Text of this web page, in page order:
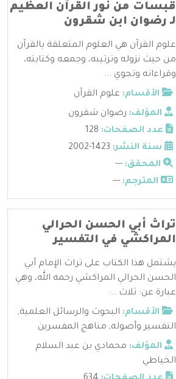
قبسات من نور القرآن العظيم
لـ رضوان ابن شقرون
علوم القرآن هي العلوم المتعلقة بالقرآن
من حيث نزوله وترتيبه، وجمعه وكتابته،
وقراءاته وتجوي ...
الأقسام: علوم القرآن
المؤلف: رضوان شقرون
عدد الصفحات:
سنة النشر:
المحقق: ---
المترجم: ---
تراث أبي الحسن الحرالي
المراكشي في التفسير
يشتمل هذا الكتاب على تراث الإمام أبي
الحسن الحرالي المراكشي رحمه الله، وهي
عبارة عن: ثلاث ...
الأقسام: البحوث والرسائل العلمية,
التفسير وأصوله, مناهج المفسرين
المؤلف: محمادي بن عبد السلام
الخياطي